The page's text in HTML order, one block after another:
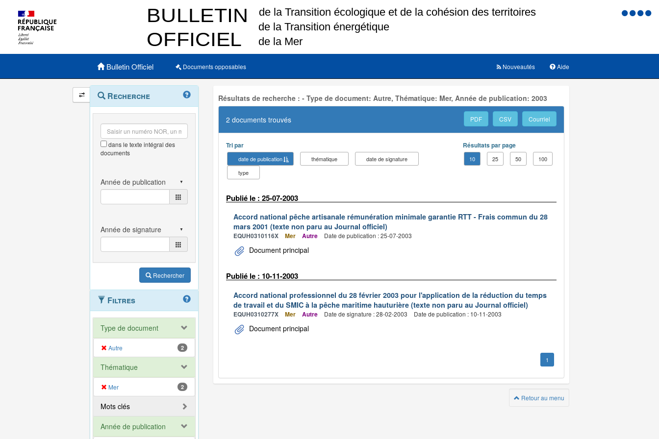
Menu
Menu principal
Bulletin Officiel Documents opposables Aide
Nouveautés
Navigation
et
outils
annexes
Menu
contextuel
Recherche
dans le texte intégral des
documents
Rechercher
Filtres
Type de document
Autre 2
Thématique
Mer 2
Mots clés
Année de publication
Résultats de recherche : - Type de document: Autre, Thématique: Mer, Année de publication: 2003
2 documents trouvés PDF CSV Courriel
Tri par
date de publication thématique
date de signature
type
Résultats par page
10 25 50 100
Publié le : 25-07-2003
Accord national pêche artisanale rémunération minimale garantie RTT - Frais commun du 28
mars 2001 (texte non paru au Journal officiel)
EQUH0310116X Mer Autre Date de publication : 25-07-2003
Document principal
Publié le : 10-11-2003
Accord national professionnel du 28 février 2003 pour l'application de la réduction du temps
de travail et du SMIC à la pêche maritime hauturière (texte non paru au Journal officiel)
EQUH0310277X Mer Autre Date de signature : 28-02-2003 Date de publication : 10-11-2003
Document principal
1
Retour au menu